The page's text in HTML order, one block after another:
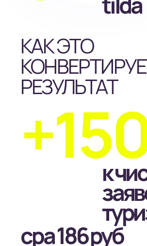
ОБЫЧНАЯ РАБОЧАЯ
СТАТИСТИКА
А ТЕПЕРЬ
К ИСТОРИЯМ —
ЧТО СТОИТ
ЗА ЦИФРАМИ